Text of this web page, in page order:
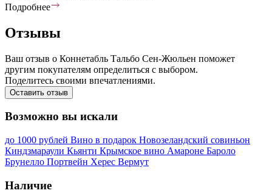
Подробнее
Отзывы
Ваш отзыв о Коннетабль Тальбо Сен-Жюльен поможет
другим покупателям определиться с выбором.
Поделитесь своими впечатлениями.
Оставить отзыв
Возможно вы искали
до 1000 рублей Вино в подарок Новозеландский совиньон
Киндзмараули Кьянти Крымское вино Амароне Бароло
Брунелло Портвейн Херес Вермут
Наличие